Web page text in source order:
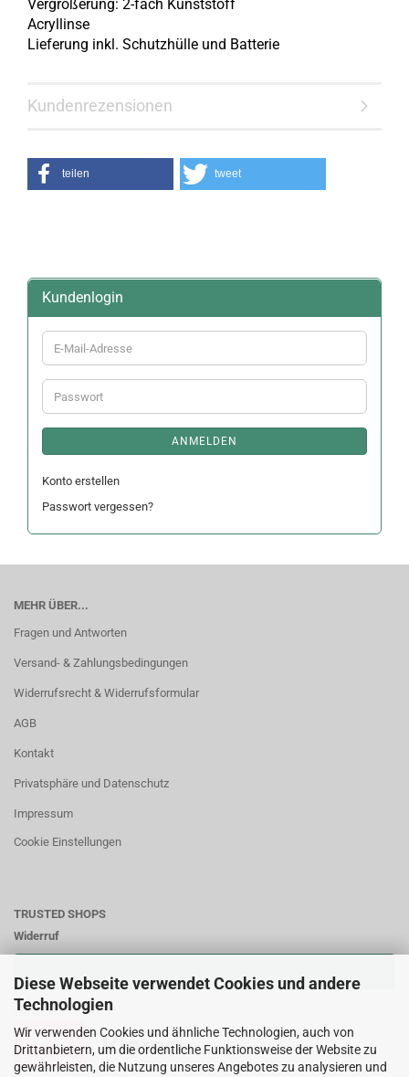
Diese Webseite verwendet Cookies und andere
Technologien
Wir verwenden Cookies und ähnliche Technologien, auch von
Drittanbietern, um die ordentliche Funktionsweise der Website zu
gewährleisten, die Nutzung unseres Angebotes zu analysieren und
Vergrößerung: 2-fach Kunststoff
Acryllinse
Lieferung inkl. Schutzhülle und Batterie
Kundenrezensionen
teilen tweet
Kundenlogin
E-
Mail-
Adresse
Passwort
ANMELDEN
Konto erstellen
Passwort vergessen?
MEHR ÜBER...
Fragen und Antworten
Versand- & Zahlungsbedingungen
Widerrufsrecht & Widerrufsformular
AGB
Kontakt
Privatsphäre und Datenschutz
Impressum
Cookie Einstellungen
TRUSTED SHOPS
Widerruf
Zahlungsweisen: